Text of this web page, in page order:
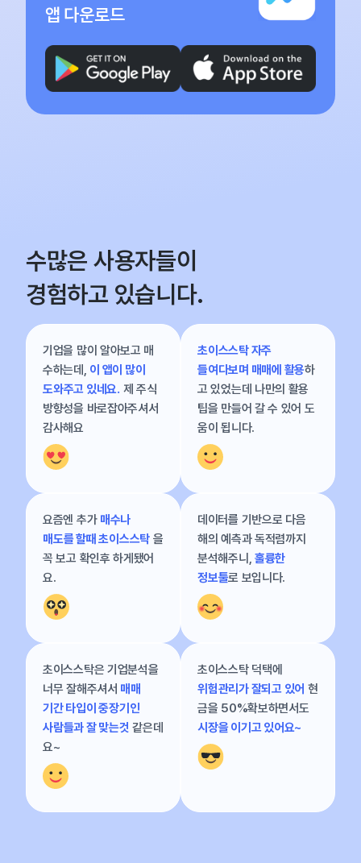
앱 다운로드
수많은 사용자들이
경험하고 있습니다.
기업을 많이 알아보고 매
수하는데, 이 앱이 많이
도와주고 있네요. 제 주식
방향성을 바로잡아주셔서
감사해요
초이스스탁 자주
들여다보며 매매에 활용하
고 있었는데 나만의 활용
팁을 만들어 갈 수 있어 도
움이 됩니다.
요즘엔 추가 매수나
매도를 할때 초이스스탁 을
꼭 보고 확인후 하게됐어
요.
데이터를 기반으로 다음
해의 예측과 독적렴까지
분석해주니, 훌륭한
정보툴로 보입니다.
초이스스탁은 기업분석을
너무 잘해주셔서 매매
기간 타입이 중장기인
사람들과 잘 맞는것 같은데
요~
초이스스탁 덕택에
위험관리가 잘되고 있어 현
금을 50%확보하면서도
시장을 이기고 있어요~